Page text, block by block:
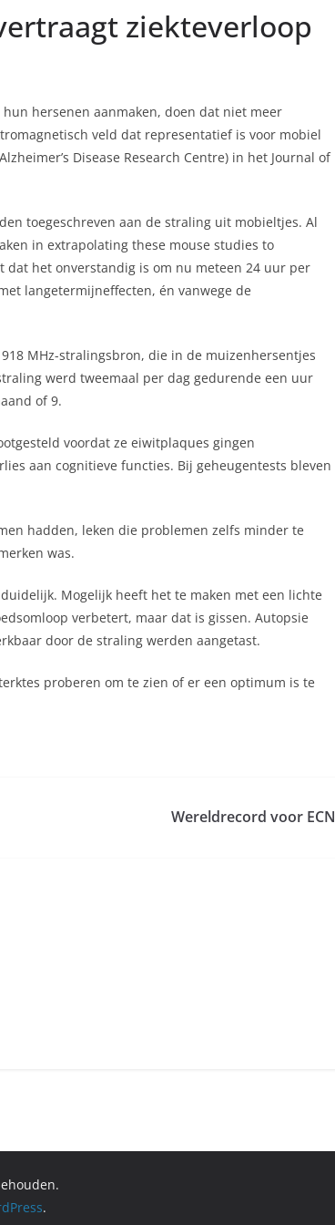
ziekteverloop
hersenen aanmaken, doen dat niet meer
veld dat representatief is voor mobiel
Disease Research Centre) in het Journal of
toegeschreven aan de straling uit mobieltjes. Al
in extrapolating these mouse studies to
dat het onverstandig is om nu meteen 24 uur per
langetermijneffecten, én vanwege de
MHz-stralingsbron, die in de muizenhersentjes
werd tweemaal per dag gedurende een uur
of 9.
voordat ze eiwitplaques gingen
aan cognitieve functies. Bij geheugentests bleven
hadden, leken die problemen zelfs minder te
was.
Mogelijk heeft het te maken met een lichte
verbetert, maar dat is gissen. Autopsie
door de straling werden aangetast.
proberen om te zien of er een optimum is te
Wereldrecord voor ECN
.